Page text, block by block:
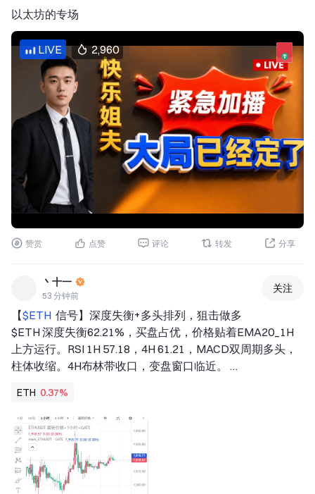
🤝 1967年——印度尼西亚、马来西亚、菲律宾、新加坡和
泰国共同创立东南亚国家联盟，该组织汇聚东南亚国家。
---
⭐🎂 出生
🇲🇽 1879年——埃米利亚诺·萨帕塔，墨西哥革命领袖。
🇧🇷 1875年——阿图尔·贝尔纳德斯，巴西律师和政治家，
巴西第12任总统。
🧠 1902年——保罗·狄拉克，英国物理学家和数学家，量子
力学奠基人之一。
🏆 1931年——罗杰·彭罗斯，英国物理学家和数学家，诺
贝尔物理学奖得主。
🎬 1937年——达斯汀·霍夫
以太坊的专场
LIVE 2,960
赞赏 点赞 评论 转发 分享
丶十一
53 分钟前
关注
【$ETH 信号】深度失衡+多头排列，狙击做多
$ETH 深度失衡62.21%，买盘占优，价格贴着EMA20_1H
上方运行。RSI 1H 57.18，4H 61.21，MACD双周期多头，
柱体收缩。4H布林带收口，变盘窗口临近。
⚡入场/挂单：1914.9119 - 1919.5300
🛑止损：1900.3347
🚀目标1：1948.3230
🚀目标2：1962.7194
🛡️交易管理：
- 执行策略：到达目标1后减仓50%，并将止损上移至保本
ETH 0.37%